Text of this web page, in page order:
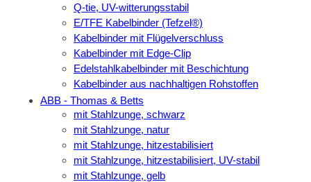
Q-tie, UV-witterungsstabil
E/TFE Kabelbinder (Tefzel®)
Kabelbinder mit Flügelverschluss
Kabelbinder mit Edge-Clip
Edelstahlkabelbinder mit Beschichtung
Kabelbinder aus nachhaltigen Rohstoffen
ABB - Thomas & Betts
mit Stahlzunge, schwarz
mit Stahlzunge, natur
mit Stahlzunge, hitzestabilisiert
mit Stahlzunge, hitzestabilisiert, UV-stabil
mit Stahlzunge, gelb